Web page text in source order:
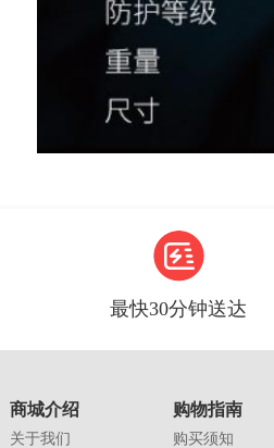
最快30分钟送达
商城介绍
关于我们
购物指南
购买须知